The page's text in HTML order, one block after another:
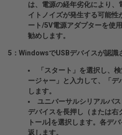
は、電源の経年劣化により、
イトノイズが発生する可能
ート/5V電源アダプターを使
勧めします。
5：WindowsでUSBデバイスが認識
「スタート」を選択し、
ージャー」と入力して、「デ
します。
ユニバーサルシリアルバ
デバイスを長押し（または右
トール]を選択します。各デ
返します。